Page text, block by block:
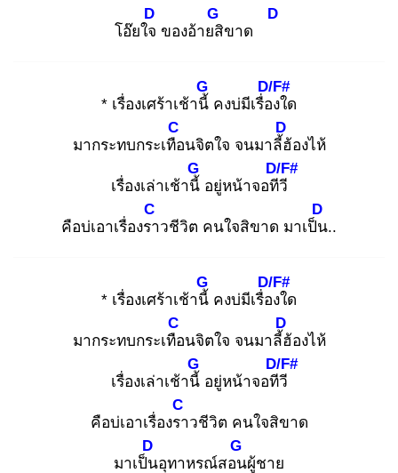
โอ๊ยใจ
D
ของอ้ายสิ
G
ขาด
D
* เรื่องเศร้าเช้านี้
G
คงบ่มีเรื่อง
D/F#
ใด
มากระทบกระเทือ
C
นจิตใจ จนมาลี้ฮ้
D
องไห้
เรื่องเล่าเช้านี้
G
อยู่หน้าจอทีวี
D/F#
คือบ่เอาเรื่องรา
C
วชีวิต คนใจสิขาด มาเป็น
D
..
* เรื่องเศร้าเช้านี้
G
คงบ่มีเรื่อง
D/F#
ใด
มากระทบกระเทือ
C
นจิตใจ จนมาลี้ฮ้
D
องไห้
เรื่องเล่าเช้านี้
G
อยู่หน้าจอทีวี
D/F#
คือบ่เอาเรื่องรา
C
วชีวิต คนใจสิขาด
มาเป็น
D
อุทาหรณ์สอน
G
ผู้ชาย